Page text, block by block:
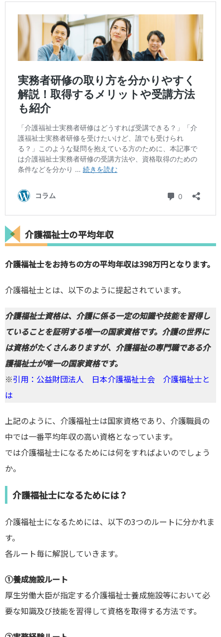
介護福祉士の平均年収
介護福祉士をお持ちの方の平均年収は398万円となります。
介護福祉士とは、 以下のように提起されています。
介護福祉士資格は、介護に係る一定の知識や技能を習得し
ていることを証明する唯一の国家資格です。介護の世界に
は資格がたくさんありますが、介護福祉の専門職である介
護福祉士が唯一の国家資格です。
※引用：公益財団法人 日本介護福祉士会 介護福祉士と
は
上記のように、介護福祉士は国家資格であり、介護職員の
中では一番平均年収の高い資格となっています。
では介護福祉士になるためには何をすればよいのでしょう
か。
介護福祉士になるためには？
介護福祉士になるためには、以下の3つのルートに分かれま
す。
各ルート毎に解説していきます。
①養成施設ルート
厚生労働大臣が指定する介護福祉士養成施設等において必
要な知識及び技能を習得して資格を取得する方法です。